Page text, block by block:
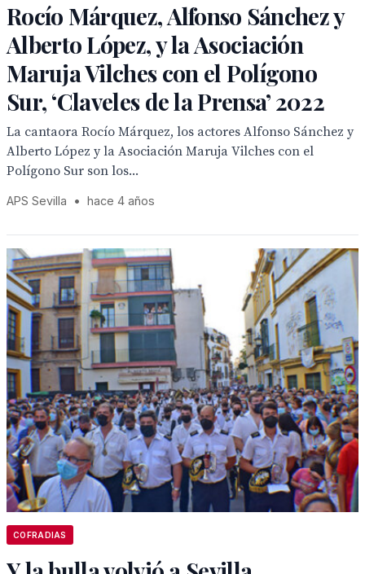
Rocío Márquez, Alfonso Sánchez y
Alberto López, y la Asociación
Maruja Vilches con el Polígono
Sur, ‘Claveles de la Prensa’ 2022
La cantaora Rocío Márquez, los actores Alfonso Sánchez y
Alberto López y la Asociación Maruja Vilches con el
Polígono Sur son los...
APS Sevilla • hace 4 años
COFRADIAS